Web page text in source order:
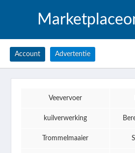
Account Advertentie
Veevervoer
kuilverwerking
Trommelmaaier